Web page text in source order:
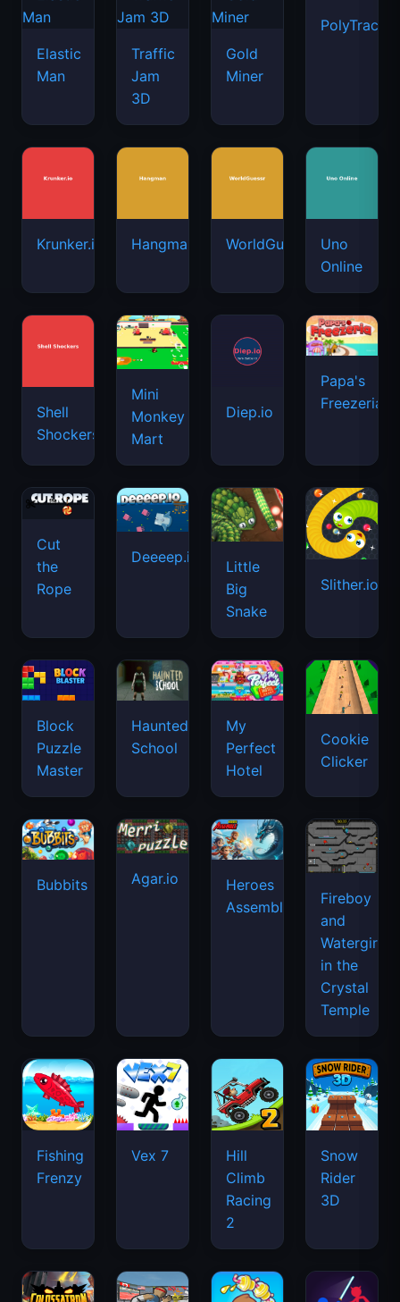
Elastic
Man
Traffic
Jam
3D
Gold
Miner
PolyTrack
Krunker.io Hangman WorldGuessr
Uno
Online
Shell
Shockers
Mini
Monkey
Mart
Diep.io
Papa's
Freezeria
Cut
the
Rope
Deeeep.io
Little
Big
Snake
Slither.io
Block
Puzzle
Master
Haunted
School
My
Perfect
Hotel
Cookie
Clicker
Bubbits Agar.io
Heroes
Assemble
Fireboy
and
Watergirl
in the
Crystal
Temple
Fishing
Frenzy
Vex 7
Hill
Climb
Racing
2
Snow
Rider
3D